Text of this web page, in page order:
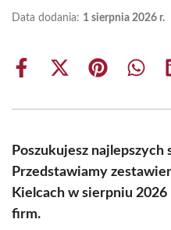
Data dodania: 1 sierpnia 2026 r.
Share
Share
(Twitter)
Share Share
Poszukujesz
Przedstawiamy
Kielcach w sierpniu
firm.